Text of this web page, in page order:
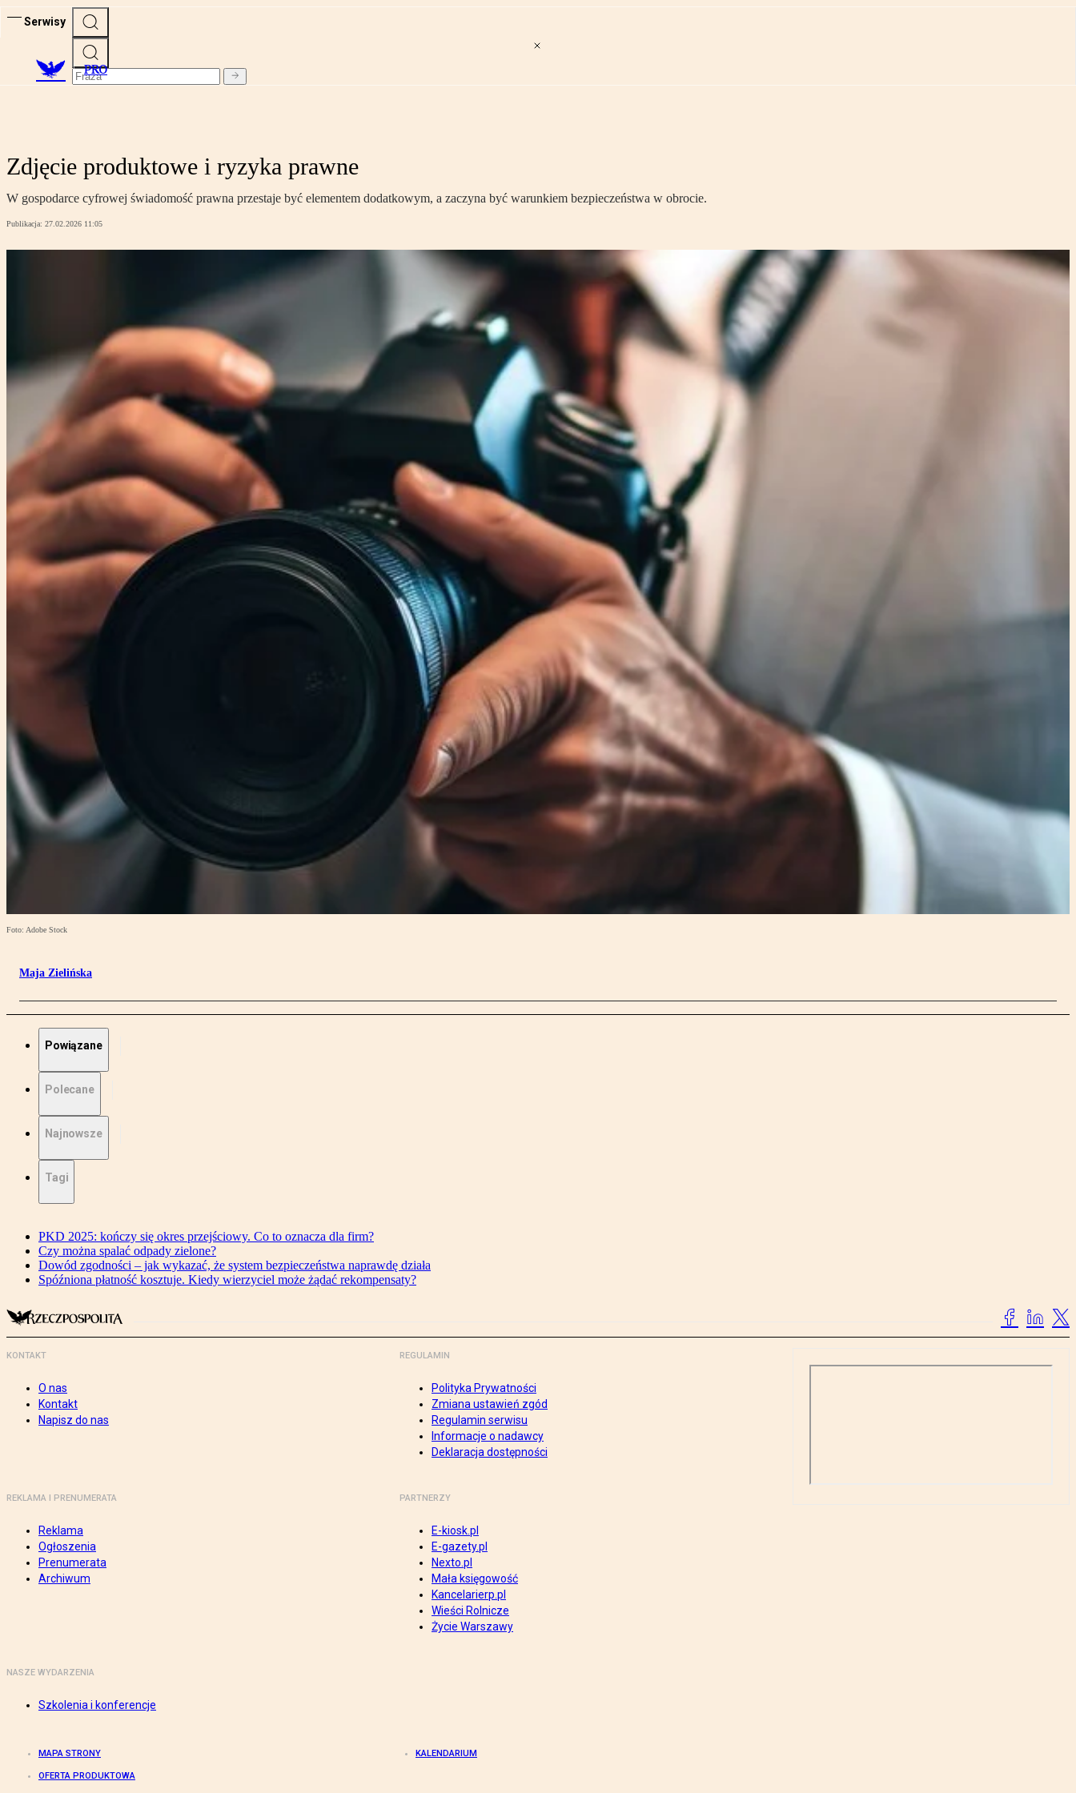
Serwisy
PRO
Zdjęcie produktowe i ryzyka prawne
W gospodarce cyfrowej świadomość prawna przestaje być elementem dodatkowym, a zaczyna być warunkiem bezpieczeństwa w obrocie.
Publikacja: 27.02.2026 11:05
Foto: Adobe Stock
Maja Zielińska
Powiązane
Polecane
Najnowsze
Tagi
PKD 2025: kończy się okres przejściowy. Co to oznacza dla firm?
Czy można spalać odpady zielone?
Dowód zgodności – jak wykazać, że system bezpieczeństwa naprawdę działa
Spóźniona płatność kosztuje. Kiedy wierzyciel może żądać rekompensaty?
KONTAKT
O nas
Kontakt
Napisz do nas
REGULAMIN
Polityka Prywatności
Zmiana ustawień zgód
Regulamin serwisu
Informacje o nadawcy
Deklaracja dostępności
REKLAMA I PRENUMERATA
Reklama
Ogłoszenia
Prenumerata
Archiwum
PARTNERZY
E-kiosk.pl
E-gazety.pl
Nexto.pl
Mała księgowość
Kancelarierp.pl
Wieści Rolnicze
Życie Warszawy
NASZE WYDARZENIA
Szkolenia i konferencje
MAPA STRONY KALENDARIUM
OFERTA PRODUKTOWA